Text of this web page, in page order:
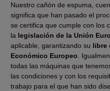
Nuestro cañón de espuma,
significa que han pasado el
se certifica que cumple con los
la legislación de la Unión
aplicable, garantizando su libre
Económico Europeo.
todas las máquinas que
las condiciones y con los
trabajo para el que han sido